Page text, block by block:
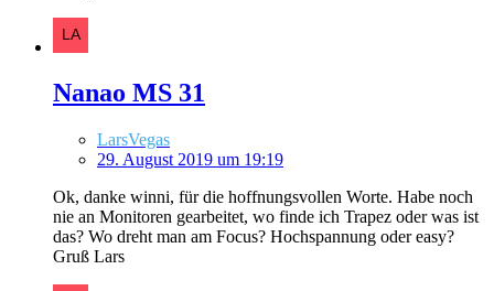
Nanao MS 31
LarsVegas
29. August 2019 um 19:19
Ok, danke winni, für die hoffnungsvollen Worte. Habe noch
nie an Monitoren gearbeitet, wo finde ich Trapez oder was ist
das? Wo dreht man am Focus? Hochspannung oder easy?
Gruß Lars